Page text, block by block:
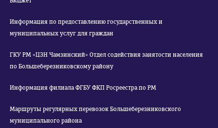
Информация по предоставлению государственных и
муниципальных услуг для граждан
ГКУ РМ «ЦЗН Чамзинский» Отдел содействия занятости населения
по Большеберезниковскому району
Информация филиала ФГБУ ФКП Росреестра по РМ
Маршруты регулярных перевозок Большеберезниковского
муниципального района